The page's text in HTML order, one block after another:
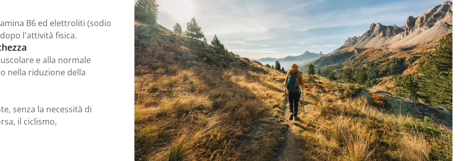
B6 ed elettroliti (sodio
l'attività fisica.
e alla normale
nella riduzione della
senza la necessità di
il ciclismo,